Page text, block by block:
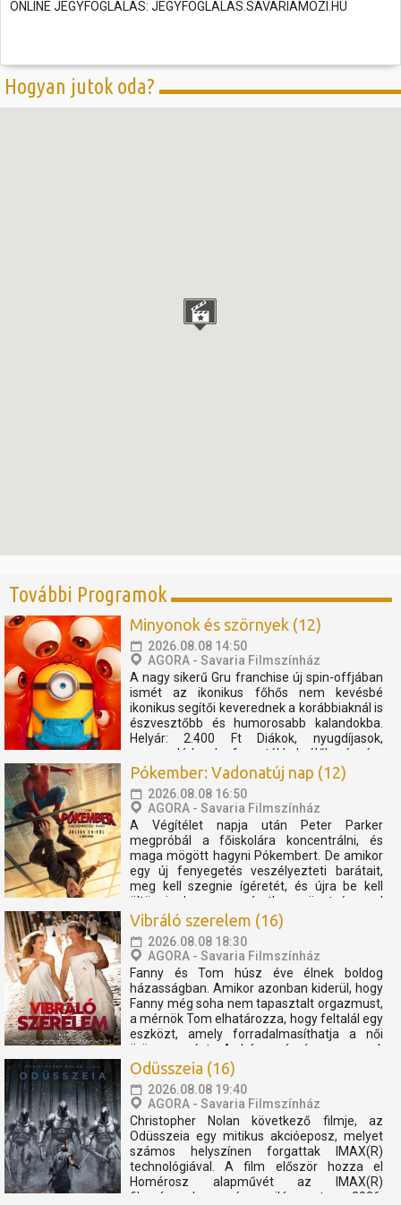
ONLINE JEGYFOGLALAS: JEGYFOGLALAS.SAVARIAMOZI.HU
Hogyan jutok oda?
További Programok
Minyonok és szörnyek (12)
2026.08.08 14:50
AGORA - Savaria Filmszínház
A nagy sikerű Gru franchise új spin-offjában
ismét az ikonikus főhős nem kevésbé
ikonikus segítői keverednek a korábbiaknál is
észvesztőbb és humorosabb kalandokba.
Helyár: 2.400 Ft Diákok, nyugdíjasok,
nagycsaládosok, fogyatékkal élők részére
2.000 Ft Szent Márton kártyával 10%
kedvezmény. Pénztárnyitás...
Pókember: Vadonatúj nap (12)
2026.08.08 16:50
AGORA - Savaria Filmszínház
A Végítélet napja után Peter Parker
megpróbál a főiskolára koncentrálni, és
maga mögött hagyni Pókembert. De amikor
egy új fenyegetés veszélyezteti barátait,
meg kell szegnie ígéretét, és újra be kell
öltöznie, hogy egy váratlan szövetségessel
összefogva megvédje szeretteit. Helyár:
2.400 Ft Diákok,...
Vibráló szerelem (16)
2026.08.08 18:30
AGORA - Savaria Filmszínház
Fanny és Tom húsz éve élnek boldog
házasságban. Amikor azonban kiderül, hogy
Fanny még soha nem tapasztalt orgazmust,
a mérnök Tom elhatározza, hogy feltalál egy
eszközt, amely forradalmasíthatja a női
örömszerzést. A házaspár így egy vad,
mégis megható utazásra indul, amely tele
van humorral, felfedezéssel...
Odüsszeia (16)
2026.08.08 19:40
AGORA - Savaria Filmszínház
Christopher Nolan következő filmje, az
Odüsszeia egy mitikus akcióeposz, melyet
számos helyszínen forgattak IMAX(R)
technológiával. A film először hozza el
Homérosz alapművét az IMAX(R)
filmvásznakra, és világszerte 2026.